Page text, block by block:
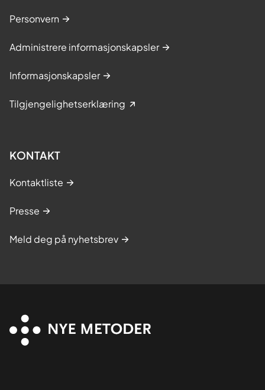
Personvern
Administrere informasjonskapsler
Informasjonskapsler
Tilgjengelighetserklæring
KONTAKT
Kontaktliste
Presse
Meld deg på nyhetsbrev